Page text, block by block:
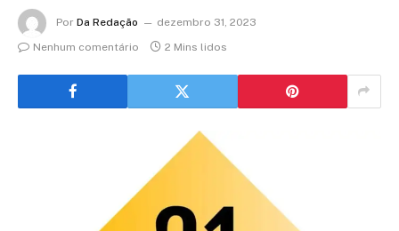
Por Da Redação
dezembro 31, 2023
Nenhum comentário
2 Mins lidos